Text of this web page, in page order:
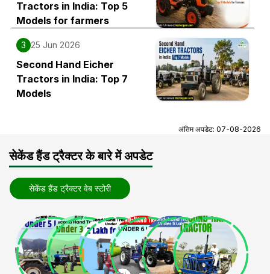
Tractors in India: Top 5
Models for farmers
3 25 Jun 2026
Second Hand Eicher
Tractors in India: Top 7
Models
अंतिम अपडेट: 07-08-2026
सेकेंड हैंड ट्रैक्टर के बारे में अपडेट
सेकेंड हैंड ट्रैक्टर वेब स्टोरी